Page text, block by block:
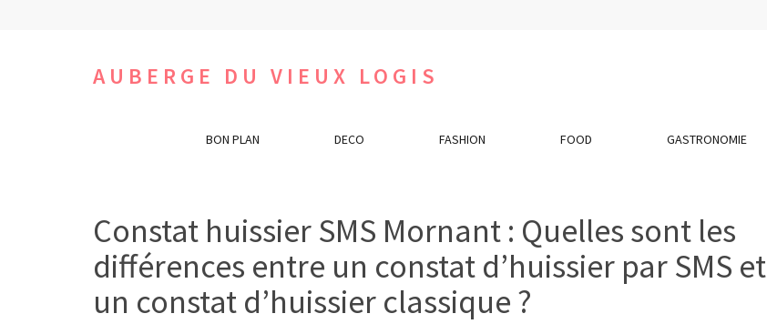
AUBERGE DU VIEUX LOGIS
BON PLAN DECO FASHION FOOD GASTRONOMIE
Constat huissier SMS Mornant : Quelles sont les
différences entre un constat d’huissier par SMS et
un constat d’huissier classique ?